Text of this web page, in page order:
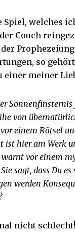
Spiel, welches
Couch
so
einer meiner
von
einem Rätsel
ist hier am Werk
vor einem
sagt, dass Du
werden
nicht